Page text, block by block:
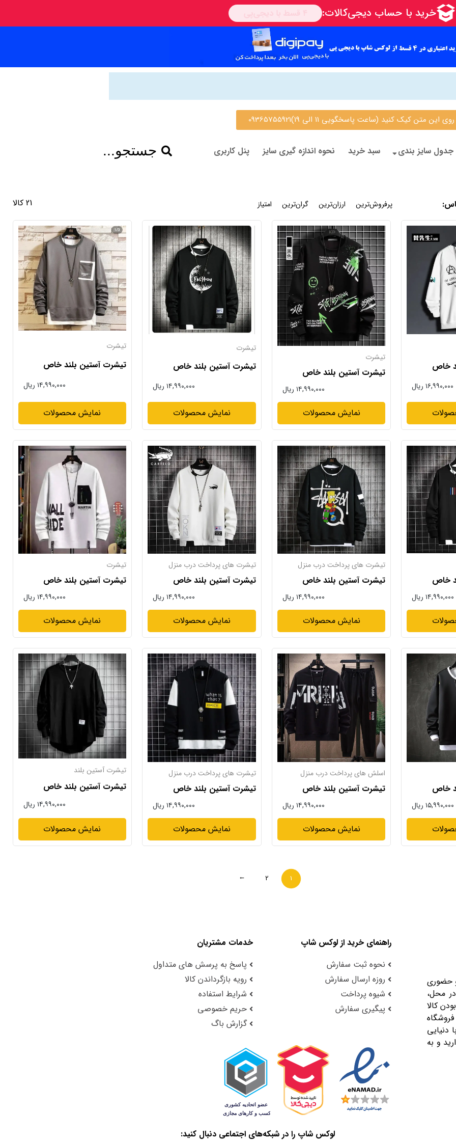
کیک کنید (ساعت پاسخگویی 11 الی 19)09365755921
جدول سایز بندی سبد خرید نحوه اندازه گیری سایز پنل کاربری جستجو...
21 کالا : پرفروش‌ترین ارزان‌ترین گران‌ترین امتیاز
خاص
۱۶,۹۹۰,۰۰۰ ریال
تیشرت
تیشرت آستین بلند خاص
۱۴,۹۹۰,۰۰۰ ریال
نمایش محصولات
تیشرت
تیشرت آستین بلند خاص
۱۴,۹۹۰,۰۰۰ ریال
نمایش محصولات
تیشرت
تیشرت آستین بلند خاص
۱۴,۹۹۰,۰۰۰ ریال
نمایش محصولات
خاص
۱۴,۹۹۰,۰۰۰ ریال
تیشرت های پرداخت درب منزل
تیشرت آستین بلند خاص
۱۴,۹۹۰,۰۰۰ ریال
نمایش محصولات
تیشرت های پرداخت درب منزل
تیشرت آستین بلند خاص
۱۴,۹۹۰,۰۰۰ ریال
نمایش محصولات
تیشرت
تیشرت آستین بلند خاص
۱۴,۹۹۰,۰۰۰ ریال
نمایش محصولات
خاص
۱۵,۹۹۰,۰۰۰ ریال
اسلش های پرداخت درب منزل
تیشرت آستین بلند خاص
۱۴,۹۹۰,۰۰۰ ریال
نمایش محصولات
تیشرت های پرداخت درب منزل
تیشرت آستین بلند خاص
۱۴,۹۹۰,۰۰۰ ریال
نمایش محصولات
تیشرت آستین بلند
تیشرت آستین بلند خاص
۱۴,۹۹۰,۰۰۰ ریال
نمایش محصولات
1
2
→
حضوری
محل،
کالا
دنیایی
و به
راهنمای خرید از لوکس شاپ
نحوه ثبت سفارش
روزه ارسال سفارش
شیوه پرداخت
پیگیری سفارش
خدمات مشتریان
پاسخ به پرسش های متداول
رویه بازگرداندن کالا
شرایط استفاده
حریم خصوصی
گزارش باگ
لوکس شاپ را در شبکه‌های اجتماعی دنبال کنید: